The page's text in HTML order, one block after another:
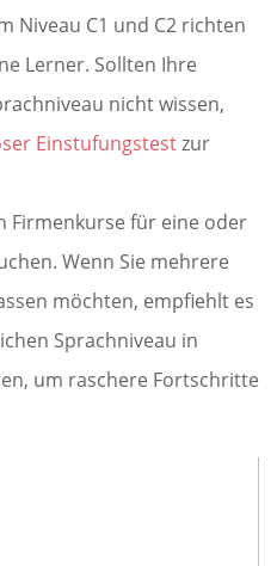
Niveau C1 und C2 richten
Lerner. Sollten Ihre
nicht wissen,
Einstufungstestzur
Firmenkurse für eine oder
Wenn Sie mehrere
möchten, empfiehlt es
Sprachniveau in
um raschere Fortschritte